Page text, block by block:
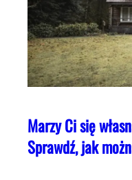
Marzy Ci się
Sprawdź, jak